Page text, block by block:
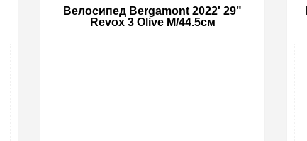
Велосипед Bergamont 2022' 29"
Revox 3 Olive M/44.5см